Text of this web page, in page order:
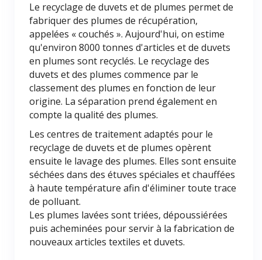
Le recyclage de duvets et de plumes permet de
fabriquer des plumes de récupération,
appelées « couchés ». Aujourd'hui, on estime
qu'environ 8000 tonnes d'articles et de duvets
en plumes sont recyclés. Le recyclage des
duvets et des plumes commence par le
classement des plumes en fonction de leur
origine. La séparation prend également en
compte la qualité des plumes.
Les centres de traitement adaptés pour le
recyclage de duvets et de plumes opèrent
ensuite le lavage des plumes. Elles sont ensuite
séchées dans des étuves spéciales et chauffées
à haute température afin d'éliminer toute trace
de polluant.
Les plumes lavées sont triées, dépoussiérées
puis acheminées pour servir à la fabrication de
nouveaux articles textiles et duvets.